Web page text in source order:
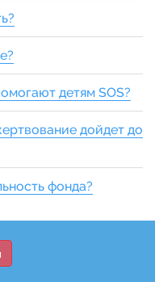
детям SOS?
дойдет до
фонда?